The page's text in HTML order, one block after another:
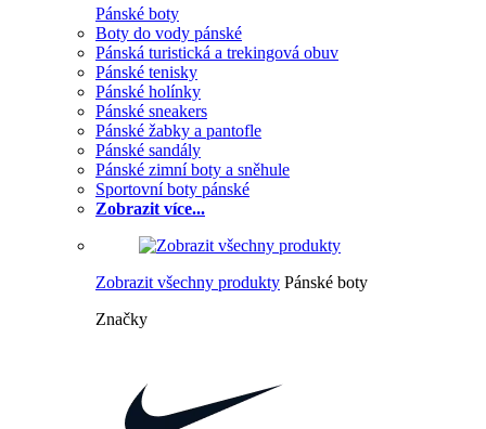
Pánské boty
Boty do vody pánské
Pánská turistická a trekingová obuv
Pánské tenisky
Pánské holínky
Pánské sneakers
Pánské žabky a pantofle
Pánské sandály
Pánské zimní boty a sněhule
Sportovní boty pánské
Zobrazit více...
Zobrazit všechny produkty Pánské boty
Značky